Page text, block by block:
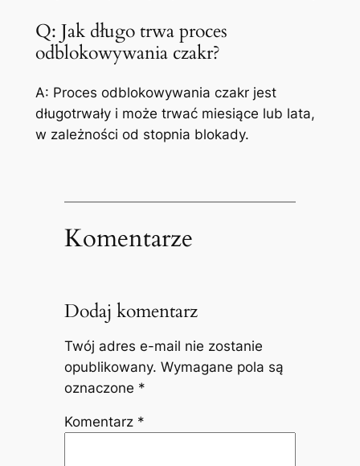
Q: Jak długo trwa proces
odblokowywania czakr?
A: Proces odblokowywania czakr jest
długotrwały i może trwać miesiące lub lata,
w zależności od stopnia blokady.
Komentarze
Dodaj komentarz
Twój adres e-mail nie zostanie
opublikowany. Wymagane pola są
oznaczone *
Komentarz *